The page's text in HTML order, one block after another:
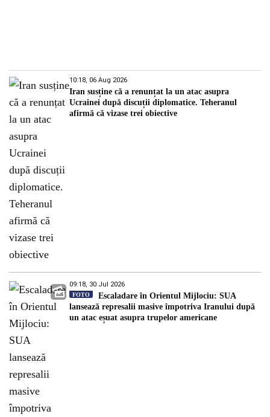
10:18, 06 Aug 2026
Iran susține că a renunțat la un atac asupra
Ucrainei după discuții diplomatice. Teheranul
afirmă că vizase trei obiective
09:18, 30 Jul 2026
FOTO
Escaladare în Orientul Mijlociu: SUA
lansează represalii masive împotriva Iranului după
un atac eșuat asupra trupelor americane